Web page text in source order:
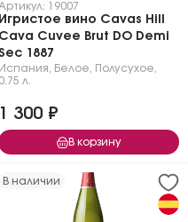
Артикул: 19007
Игристое вино Cavas Hill
Cava Cuvee Brut DO Demi
1887
Испания Белое Полусухое
0.75 л.
1 300 ₽
В корзину
В наличии